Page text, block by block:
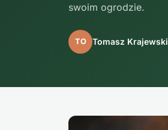
swoim ogrodzie.
TO Tomasz Krajewski